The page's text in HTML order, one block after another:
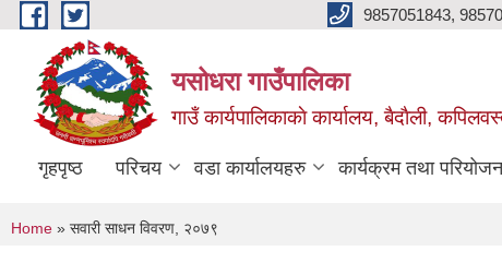
Skip to main content 9857051843,
यसोधरा गाउँपालिका
गाउँ कार्यपालिकाकाे कार्यालय, बैदाैली,
गृहपृष्ठ परिचय वडा कार्यालयहरु कार्यक्रम तथा
You are here
Home » सवारी साधन विवरण, २०७९